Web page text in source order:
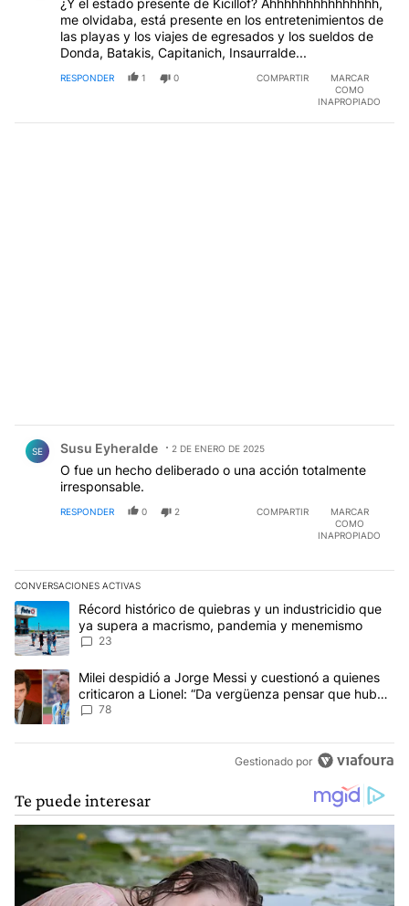
¿Y el estado presente de Kicillof? Ahhhhhhhhhhhhhhh,
me olvidaba, está presente en los entretenimientos de
las playas y los viajes de egresados y los sueldos de
Donda, Batakis, Capitanich, Insaurralde...
RESPONDER 1 0 COMPARTIR
MARCAR
COMO
INAPROPIADO
SE Susu Eyheralde 2 DE ENERO DE 2025
O fue un hecho deliberado o una acción totalmente
irresponsable.
RESPONDER 0 2 COMPARTIR
MARCAR
COMO
INAPROPIADO
CONVERSACIONES ACTIVAS
Este listado muestra los artículos con más comentarios en los
Un artículo de tendencia con el título "Récord histórico de
Récord histórico de quiebras y un industricidio que
ya supera a macrismo, pandemia y menemismo
23
Un artículo de tendencia con el título "Milei despidió a Jorge
Milei despidió a Jorge Messi y cuestionó a quienes
criticaron a Lionel: “Da vergüenza pensar que hubo
anti-Messi”
78
Gestionado por